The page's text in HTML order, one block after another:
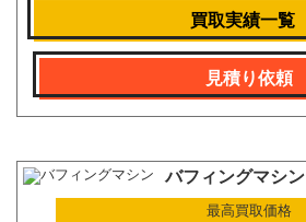
買取実績一覧
見積り依頼
バフィングマシン
最高買取価格